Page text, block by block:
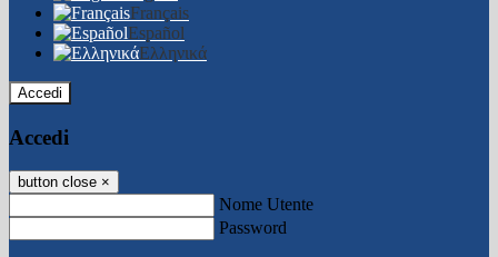
Français
Español
Ελληνικά
Accedi
Accedi
button close ×
Nome Utente
Password